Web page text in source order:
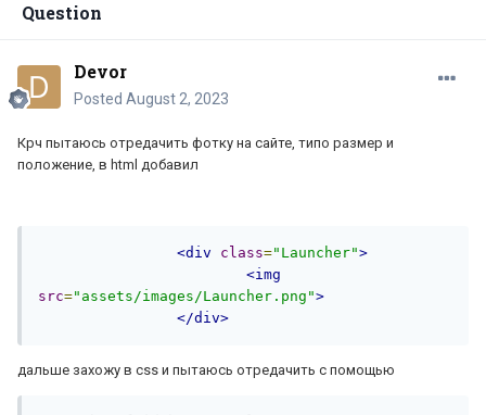
Question
Devor
Posted August 2, 2023
Крч пытаюсь отредачить фотку на сайте, типо размер и
положение, в html добавил
<div class="Launcher">
<img
src="assets/images/Launcher.png">
</div>
дальше захожу в css и пытаюсь отредачить с помощью